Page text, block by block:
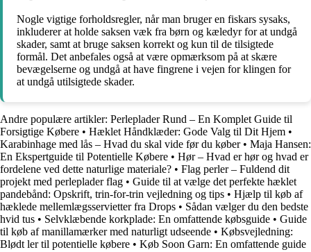
Nogle vigtige forholdsregler, når man bruger en fiskars sysaks,
inkluderer at holde saksen væk fra børn og kæledyr for at undgå
skader, samt at bruge saksen korrekt og kun til de tilsigtede
formål. Det anbefales også at være opmærksom på at skære
bevægelserne og undgå at have fingrene i vejen for klingen for
at undgå utilsigtede skader.
Andre populære artikler: Perleplader Rund – En Komplet Guide til
Forsigtige Købere • Hæklet Håndklæder: Gode Valg til Dit Hjem •
Karabinhage med lås – Hvad du skal vide før du køber• Maja Hansen:
En Ekspertguide til Potentielle Købere • Hør – Hvad er hør og hvad er
fordelene ved dette naturlige materiale? • Flag perler – Fuldend dit
projekt med perleplader flag • Guide til at vælge det perfekte hæklet
pandebånd: Opskrift, trin-for-trin vejledning og tips • Hjælp til køb af
hæklede mellemlægsservietter fra Drops • Sådan vælger du den bedste
hvid tus • Selvklæbende korkplade: En omfattende købsguide • Guide
til køb af manillamærker med naturligt udseende • Købsvejledning:
Blødt ler til potentielle købere • Køb Soon Garn: En omfattende guide